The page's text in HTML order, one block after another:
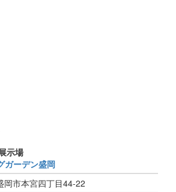
示場
ガーデン盛岡
岡市本宮四丁目44-22